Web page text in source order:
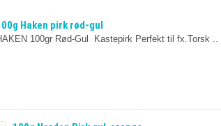
Haken pirk rød-gul
100gr Rød-Gul Kastepirk Perfekt til fx.Torsk ..